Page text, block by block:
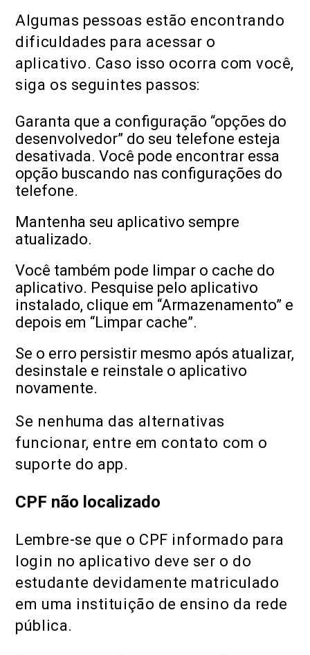
Algumas pessoas estão encontrando
dificuldades para acessar o
aplicativo. Caso isso ocorra com você,
siga os seguintes passos:
Garanta que a configuração “opções do
desenvolvedor” do seu telefone esteja
desativada. Você pode encontrar essa
opção buscando nas configurações do
telefone.
Mantenha seu aplicativo sempre
atualizado.
Você também pode limpar o cache do
aplicativo. Pesquise pelo aplicativo
instalado, clique em “Armazenamento” e
depois em “Limpar cache”.
Se o erro persistir mesmo após atualizar,
desinstale e reinstale o aplicativo
novamente.
Se nenhuma das alternativas
funcionar, entre em contato com o
suporte do app.
CPF não localizado
Lembre-se que o CPF informado para
login no aplicativo deve ser o do
estudante devidamente matriculado
em uma instituição de ensino da rede
pública.